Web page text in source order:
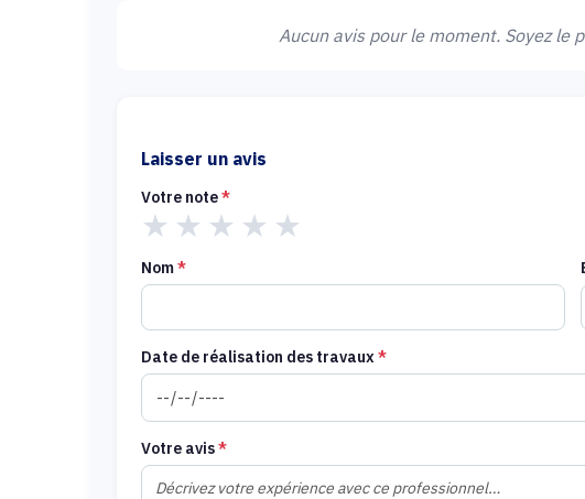
Aucun avis pour le moment. Soyez le
Laisser un avis
Votre note*
★ ★ ★ ★ ★
Nom*
Date de réalisation des travaux *
Votre avis*